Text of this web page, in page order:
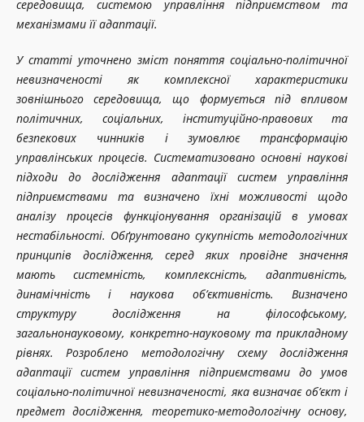
середовища, системою управління підприємством та
механізмами її адаптації.
У статті уточнено зміст поняття соціально-політичної
невизначеності як комплексної характеристики
зовнішнього середовища, що формується під впливом
політичних, соціальних, інституційно-правових та
безпекових чинників і зумовлює трансформацію
управлінських процесів. Систематизовано основні наукові
підходи до дослідження адаптації систем управління
підприємствами та визначено їхні можливості щодо
аналізу процесів функціонування організацій в умовах
нестабільності. Обґрунтовано сукупність методологічних
принципів дослідження, серед яких провідне значення
мають системність, комплексність, адаптивність,
динамічність і наукова об’єктивність. Визначено
структуру дослідження на філософському,
загальнонауковому, конкретно-науковому та прикладному
рівнях. Розроблено методологічну схему дослідження
адаптації систем управління підприємствами до умов
соціально-політичної невизначеності, яка визначає об’єкт і
предмет дослідження, теоретико-методологічну основу,